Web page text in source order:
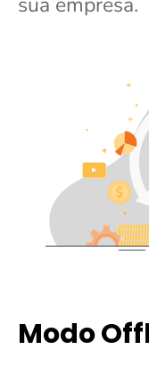
Modo